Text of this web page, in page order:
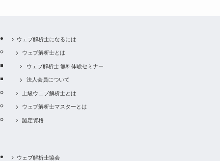
ウェブ解析士になるには
ウェブ解析士とは
ウェブ解析士 無料体験セミナー
法人会員について
上級ウェブ解析士とは
ウェブ解析士マスターとは
認定資格
ウェブ解析士協会